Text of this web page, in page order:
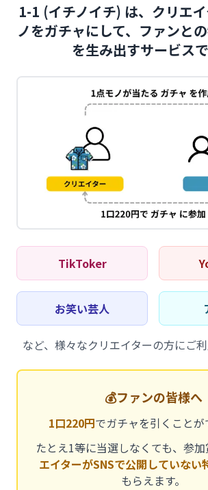
1-1 (イチノイチ) は、クリエ
ノをガチャにして、ファンと
を生み出すサービスで
TikToker
お笑い芸人
など、様々なクリエイターの方にご
💰ファンの皆様へ
1口220円でガチャを引くことが
たとえ1等に当選しなくても、参
エイターがSNSで公開していない
もらえます。